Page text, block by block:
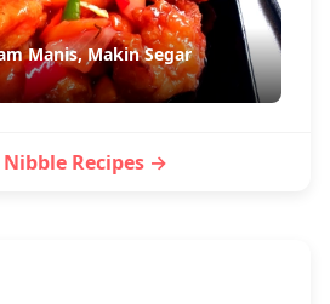
Manis, Makin Segar
Recipes →